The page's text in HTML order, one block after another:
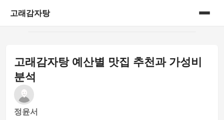
고래감자탕
게시판
고래감자탕 예산별 맛집 추천과 가성비
분석
정윤서